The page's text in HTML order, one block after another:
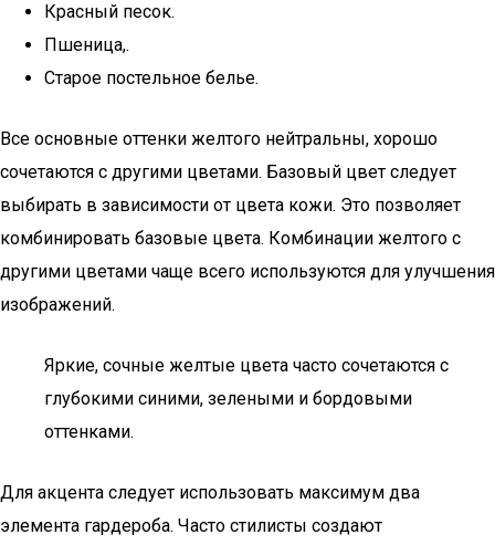
Красный песок.
Пшеница,.
Старое постельное белье.
Все основные оттенки желтого нейтральны, хорошо
сочетаются с другими цветами. Базовый цвет следует
выбирать в зависимости от цвета кожи. Это позволяет
комбинировать базовые цвета. Комбинации желтого с
другими цветами чаще всего используются для улучшения
изображений.
Яркие, сочные желтые цвета часто сочетаются с
глубокими синими, зелеными и бордовыми
оттенками.
Для акцента следует использовать максимум два
элемента гардероба. Часто стилисты создают